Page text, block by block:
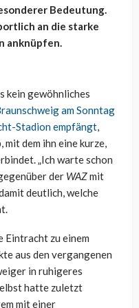
Bedeutung.
an die starke
anknüpfen.
kein gewöhnliches
am Sonntag
Stadion empfängt
dem ihn eine kurze,
„Ich warte schon
der WAZmit
deutlich, welche
Eintracht zu einem
aus den vergangenen
in ruhigeres
hatte zuletzt
mit einer